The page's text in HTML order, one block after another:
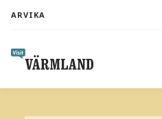
content
ARVIKA